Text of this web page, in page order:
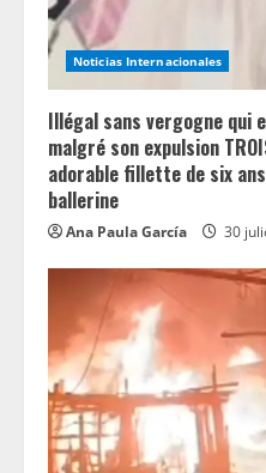
i
n
g
Noticias Internacionales
Illégal sans vergogne qui
malgré son expulsion
adorable fillette de six
ballerine
Ana Paula García 30